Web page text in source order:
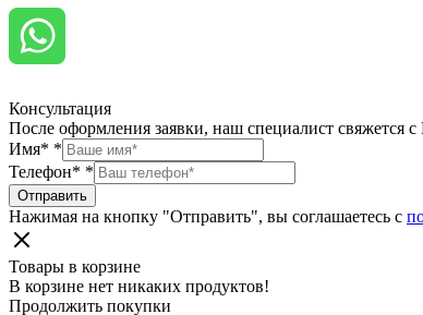
Консультация
После оформления заявки, наш специалист свяжется
Имя* *
Телефон* *
Отправить
Нажимая на кнопку "Отправить", вы соглашаетесь с
Товары в корзине
В корзине нет никаких продуктов!
Продолжить покупки